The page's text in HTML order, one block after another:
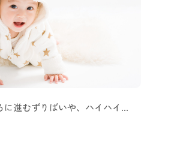
に進むずりばいや、ハイハイ…